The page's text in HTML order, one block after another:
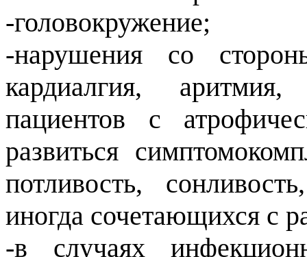
-головокружение;
-нарушения со
кардиалгия,
пациентов с
развиться
потливость,
иногда сочетающихся с
-в случаях